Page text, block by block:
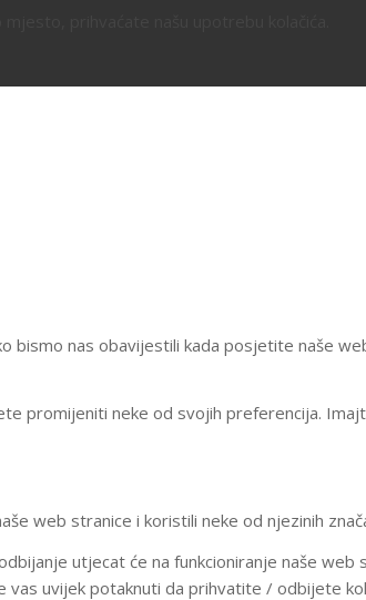
bismo nas obavijestili kada posjetite naše
promijeniti neke od svojih preferencija.
web stranice i koristili neke od njezinih
utjecat će na funkcioniranje naše
vas uvijek potaknuti da prihvatite / odbijete